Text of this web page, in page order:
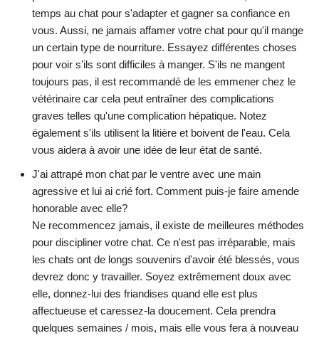
temps au chat pour s'adapter et gagner sa confiance en
vous. Aussi, ne jamais affamer votre chat pour qu'il mange
un certain type de nourriture. Essayez différentes choses
pour voir s'ils sont difficiles à manger. S'ils ne mangent
toujours pas, il est recommandé de les emmener chez le
vétérinaire car cela peut entraîner des complications
graves telles qu'une complication hépatique. Notez
également s'ils utilisent la litière et boivent de l'eau. Cela
vous aidera à avoir une idée de leur état de santé.
J'ai attrapé mon chat par le ventre avec une main
agressive et lui ai crié fort. Comment puis-je faire amende
honorable avec elle?
Ne recommencez jamais, il existe de meilleures méthodes
pour discipliner votre chat. Ce n'est pas irréparable, mais
les chats ont de longs souvenirs d'avoir été blessés, vous
devrez donc y travailler. Soyez extrêmement doux avec
elle, donnez-lui des friandises quand elle est plus
affectueuse et caressez-la doucement. Cela prendra
quelques semaines / mois, mais elle vous fera à nouveau